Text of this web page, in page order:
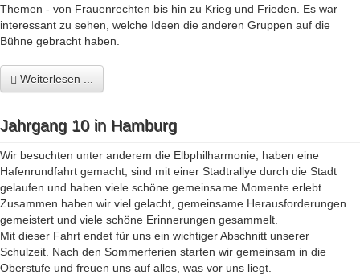
Themen - von Frauenrechten bis hin zu Krieg und Frieden. Es war
interessant zu sehen, welche Ideen die anderen Gruppen auf die
Bühne gebracht haben.
Weiterlesen ...
Jahrgang 10 in Hamburg
Wir besuchten unter anderem die Elbphilharmonie, haben eine
Hafenrundfahrt gemacht, sind mit einer Stadtrallye durch die Stadt
gelaufen und haben viele schöne gemeinsame Momente erlebt.
Zusammen haben wir viel gelacht, gemeinsame Herausforderungen
gemeistert und viele schöne Erinnerungen gesammelt.
Mit dieser Fahrt endet für uns ein wichtiger Abschnitt unserer
Schulzeit. Nach den Sommerferien starten wir gemeinsam in die
Oberstufe und freuen uns auf alles, was vor uns liegt.